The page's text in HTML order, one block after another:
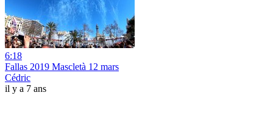
6:18
Fallas 2019 Mascletà 12 mars
Cédric
il y a 7 ans